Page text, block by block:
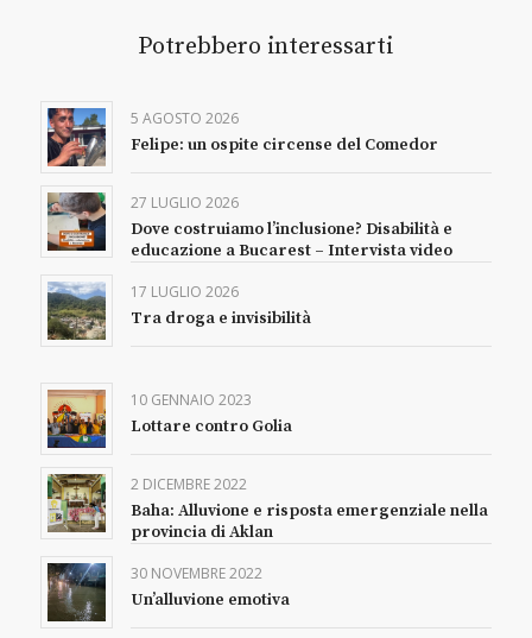
Potrebbero interessarti
5 AGOSTO 2026
Felipe: un ospite circense del Comedor
27 LUGLIO 2026
Dove costruiamo l’inclusione? Disabilità e
educazione a Bucarest – Intervista video
17 LUGLIO 2026
Tra droga e invisibilità
10 GENNAIO 2023
Lottare contro Golia
2 DICEMBRE 2022
Baha: Alluvione e risposta emergenziale nella
provincia di Aklan
30 NOVEMBRE 2022
Un’alluvione emotiva